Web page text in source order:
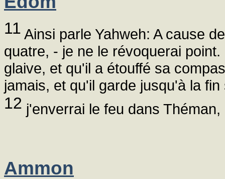
11 Ainsi parle Yahweh: A cause
quatre, - je ne le révoquerai
glaive, et qu'il a étouffé sa
jamais, et qu'il garde jusqu'à la
12 j'enverrai le feu dans
Ammon